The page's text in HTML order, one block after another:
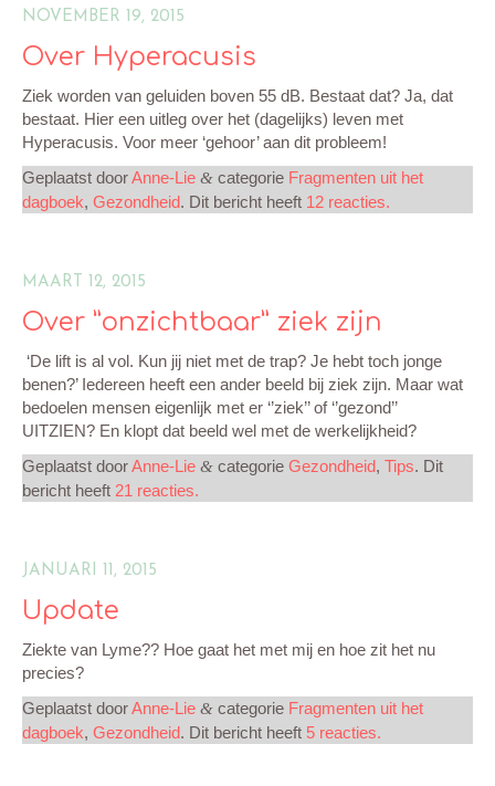
NOVEMBER 19, 2015
Over Hyperacusis
Ziek worden van geluiden boven 55 dB. Bestaat dat? Ja, dat
bestaat. Hier een uitleg over het (dagelijks) leven met
Hyperacusis. Voor meer ‘gehoor’ aan dit probleem!
Geplaatst doorAnne-Lie & categorie Fragmenten uit het
dagboek, Gezondheid. Dit bericht heeft 12 reacties.
MAART 12, 2015
Over ”onzichtbaar” ziek zijn
‘De lift is al vol. Kun jij niet met de trap? Je hebt toch jonge
benen?’ Iedereen heeft een ander beeld bij ziek zijn. Maar wat
bedoelen mensen eigenlijk met er ‘’ziek’’ of ‘’gezond’’
UITZIEN? En klopt dat beeld wel met de werkelijkheid?
Geplaatst doorAnne-Lie & categorie Gezondheid, Tips. Dit
bericht heeft 21 reacties.
JANUARI 11, 2015
Update
Ziekte van Lyme?? Hoe gaat het met mij en hoe zit het nu
precies?
Geplaatst doorAnne-Lie & categorie Fragmenten uit het
dagboek, Gezondheid. Dit bericht heeft 5 reacties.